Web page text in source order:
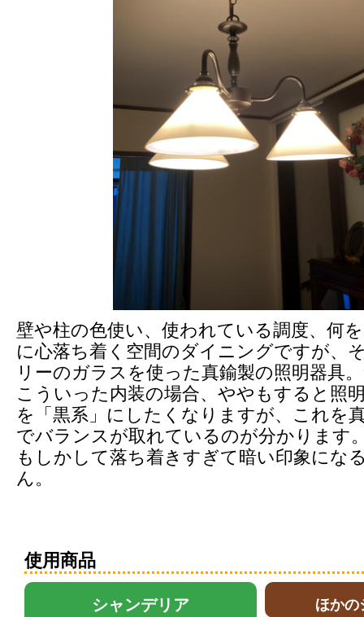
壁や柱の色使い、使われている調度、何
に心落ち着く空間のダイニングですが、
リーのガラスを使った真鍮製の照明器具
こういった内装の場合、ややもすると照
を「黒系」にしたくなりますが、これを
でバランスが取れているのが分かります
もしかして落ち着きすぎて暗い印象にな
ん。
使用商品
シャンデリア
ほかの